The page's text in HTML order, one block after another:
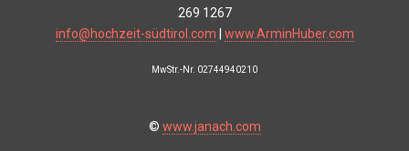
269 1267
info@hochzeit-südtirol.com
www.ArminHuber.com
MwStr.-Nr. 02744940210
© www.janach.com